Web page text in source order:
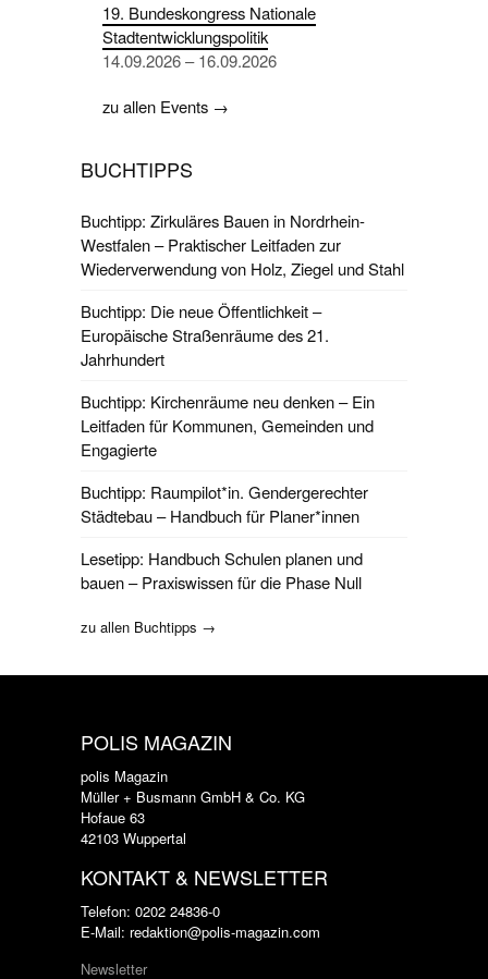
19. Bundeskongress Nationale
Stadtentwicklungspolitik
14.09.2026 – 16.09.2026
zu allen Events →
BUCHTIPPS
Buchtipp: Zirkuläres Bauen in Nordrhein-
Westfalen – Praktischer Leitfaden zur
Wiederverwendung von Holz, Ziegel und Stahl
Buchtipp: Die neue Öffentlichkeit –
Europäische Straßenräume des 21.
Jahrhundert
Buchtipp: Kirchenräume neu denken – Ein
Leitfaden für Kommunen, Gemeinden und
Engagierte
Buchtipp: Raumpilot*in. Gendergerechter
Städtebau – Handbuch für Planer*innen
Lesetipp: Handbuch Schulen planen und
bauen – Praxiswissen für die Phase Null
zu allen Buchtipps →
POLIS MAGAZIN
polis Magazin
Müller + Busmann GmbH & Co. KG
Hofaue 63
42103 Wuppertal
KONTAKT & NEWSLETTER
Telefon: 0202 24836-0
E-Mail: redaktion@polis-magazin.com
Newsletter